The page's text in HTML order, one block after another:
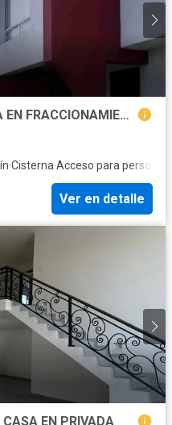
SE RENTA O SE VENDE CASA EN FRACCIONAMIENTO LA RIVERA I, TOLUCA, EDO MÉXICO.
·Cisterna·Acceso para
Ver en detalle
EN PRIVADA